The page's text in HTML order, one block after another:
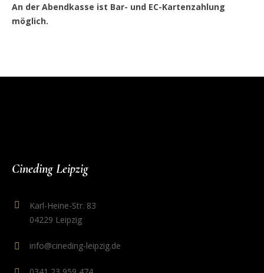
An der Abendkasse ist Bar- und EC-Kartenzahlung
möglich.
Cineding Leipzig
Karl-Heine-Str. 83
04229 Leipzig
info@cineding-leipzig.de